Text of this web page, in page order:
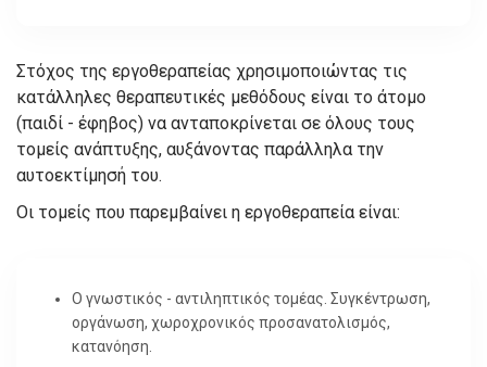
Στόχος της εργοθεραπείας χρησιμοποιώντας τις
κατάλληλες θεραπευτικές μεθόδους είναι το άτομο
(παιδί - έφηβος) να ανταποκρίνεται σε όλους τους
τομείς ανάπτυξης, αυξάνοντας παράλληλα την
αυτοεκτίμησή του.
Οι τομείς που παρεμβαίνει η εργοθεραπεία είναι:
Ο γνωστικός - αντιληπτικός τομέας. Συγκέντρωση,
οργάνωση, χωροχρονικός προσανατολισμός,
κατανόηση.